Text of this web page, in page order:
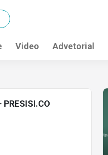
Video Advetorial